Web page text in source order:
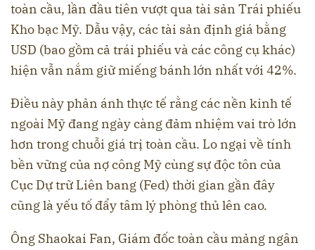
toàn cầu, lần đầu tiên vượt qua tài sản Trái phiếu
Kho bạc Mỹ. Dẫu vậy, các tài sản định giá bằng
USD (bao gồm cả trái phiếu và các công cụ khác)
hiện vẫn nắm giữ miếng bánh lớn nhất với 42%.
Điều này phản ánh thực tế rằng các nền kinh tế
ngoài Mỹ đang ngày càng đảm nhiệm vai trò lớn
hơn trong chuỗi giá trị toàn cầu. Lo ngại về tính
bền vững của nợ công Mỹ cùng sự độc tôn của
Cục Dự trữ Liên bang (Fed) thời gian gần đây
cũng là yếu tố đẩy tâm lý phòng thủ lên cao.
Ông Shaokai Fan, Giám đốc toàn cầu mảng ngân